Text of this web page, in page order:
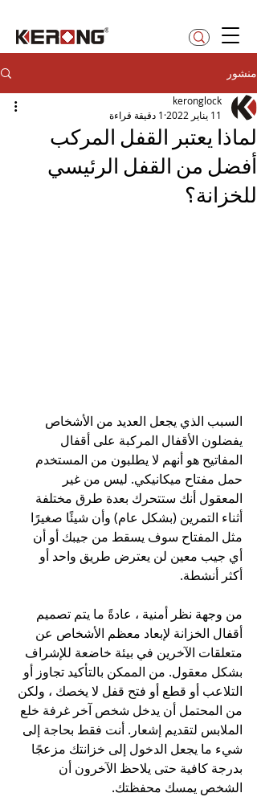
منشور
لماذا يعتبر القفل المركب
أفضل من القفل الرئيسي
للخزانة؟
keronglock
11 يناير 2022
1 دقيقة قراءة
السبب الذي يجعل العديد من الأشخاص
يفضلون الأقفال المركبة على أقفال
المفاتيح هو أنهم لا يطلبون من المستخدم
حمل مفتاح ميكانيكي. ليس من غير
المعقول أنك ستتحرك بعدة طرق مختلفة
أثناء التمرين (بشكل عام) وأن شيئًا صغيرًا
مثل المفتاح سوف يسقط من جيبك أو أن
أي جيب معين لن يعترض طريق واحد أو
أكثر أنشطة.
من وجهة نظر أمنية ، عادةً ما يتم تصميم
أقفال الخزانة لإبعاد معظم الأشخاص عن
متعلقات الآخرين في بيئة خاضعة للإشراف
بشكل معقول. من الممكن بالتأكيد تجاوز أو
التلاعب أو قطع أو فتح قفل لا يخصك ، ولكن
من المحتمل أن يدخل شخص آخر غرفة خلع
الملابس لتقديم إشعار. أنت فقط بحاجة إلى
شيء ما يجعل الدخول إلى خزانتك مزعجًا
بدرجة كافية حتى يلاحظ الآخرون أن
الشخص يمسك محفظتك.